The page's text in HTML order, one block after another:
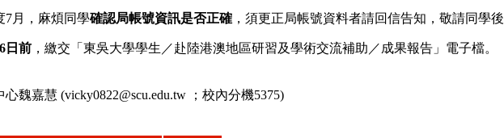
7月，麻煩同學確認局帳號資訊是否正確 ，須更正局帳號資料者請回信告知，敬請同學
日前 ，繳交「東吳大學學生／赴陸港澳地區研習及學術交流補助／成果報告」電子檔。
心魏嘉慧 (vicky0822@scu.edu.tw ；校內分機5375)